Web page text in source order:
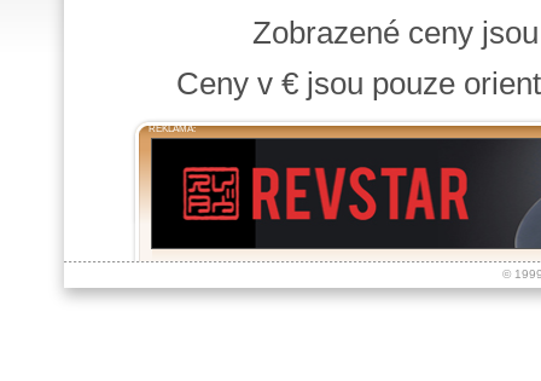
Zobrazené ceny
Ceny v € jsou pouze
REKLAMA:
©